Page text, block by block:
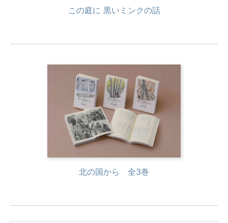
この庭に 黒いミンクの話
北の国から 全3巻